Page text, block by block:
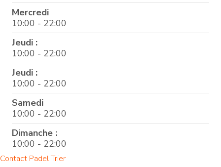
Mercredi
10:00 - 22:00
Jeudi :
10:00 - 22:00
Jeudi :
10:00 - 22:00
Samedi
10:00 - 22:00
Dimanche :
10:00 - 22:00
Contact Padel Trier